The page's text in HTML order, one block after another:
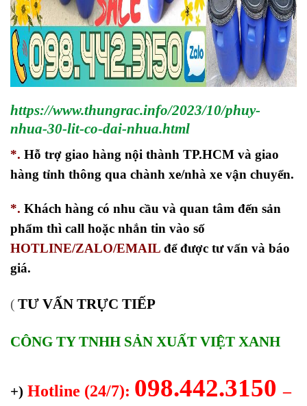
https://www.thungrac.info/2023/10/phuy-
nhua-30-lit-co-dai-nhua.html
*. Hỗ trợ giao hàng nội thành TP.HCM và giao
hàng tỉnh thông qua chành xe/nhà xe vận chuyển.
*. Khách hàng có nhu cầu và quan tâm đến sản
phẩm thì call hoặc nhắn tin vào số
HOTLINE/ZALO/EMAIL để được tư vấn và báo
giá.
( TƯ VẤN TRỰC TIẾP
CÔNG TY TNHH SẢN XUẤT VIỆT XANH
+) Hotline (24/7): 098.442.3150–